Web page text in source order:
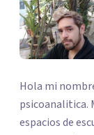
Hola mi
psicoanalitica.
espacios de